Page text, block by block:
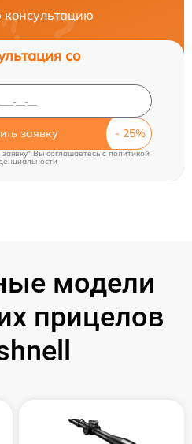
со
заявку
Вы соглашаетесь c политикой
модели
прицелов